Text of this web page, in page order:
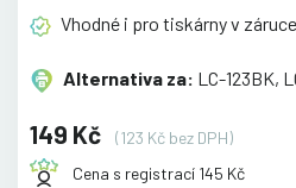
Vhodné i pro tiskárny v záruce
Alternativa za: LC-123BK,
149 Kč
(123 Kč bez DPH)
Cena s registrací 145 Kč